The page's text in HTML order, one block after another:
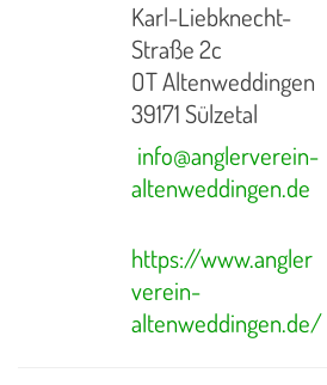
Karl-Liebknecht-
Straße 2c
OT Altenweddingen
39171 Sülzetal
info@anglerverein-
altenweddingen.de
https://www.angler
verein-
altenweddingen.de/